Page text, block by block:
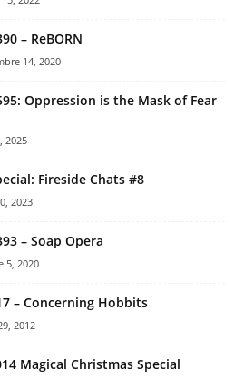
– ReBORN
14, 2020
Oppression is the Mask of Fear
2025
Fireside Chats #8
2023
– Soap Opera
5, 2020
– Concerning Hobbits
2012
Magical Christmas Special